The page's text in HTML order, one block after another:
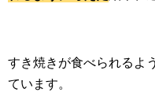
すき焼きが食べられるよ
ています。